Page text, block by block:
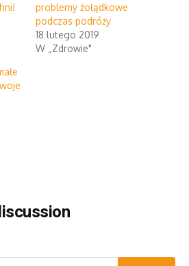
problemy żołądkowe
podczas podróży
18 lutego 2019
W „Zdrowie"